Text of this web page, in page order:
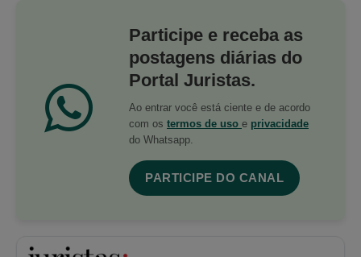
Participe e receba as
postagens diárias do
Portal Juristas.
Ao entrar você está ciente e de acordo
com os termos de uso e privacidade
do Whatsapp.
PARTICIPE DO CANAL